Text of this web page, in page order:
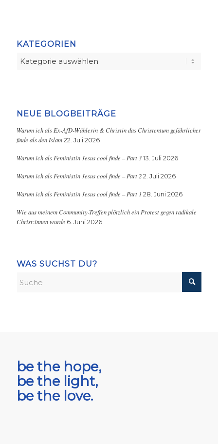
KATEGORIEN
Kategorien
NEUE BLOGBEITRÄGE
Warum ich als Ex-AfD-Wählerin & Christin das Christentum gefährlicher
finde als den Islam 22. Juli 2026
Warum ich als Feministin Jesus cool finde – Part 3 13. Juli 2026
Warum ich als Feministin Jesus cool finde – Part 2 2. Juli 2026
Warum ich als Feministin Jesus cool finde – Part 1 28. Juni 2026
Wie aus meinem Community-Treffen plötzlich ein Protest gegen radikale
Christ:innen wurde 6. Juni 2026
WAS SUCHST DU?
be the hope,
be the light,
be the love.